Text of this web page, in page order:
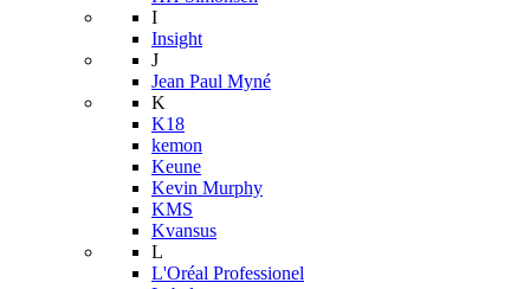
I
Insight
J
Jean Paul Myné
K
K18
kemon
Keune
Kevin Murphy
KMS
Kvansus
L
L'Oréal Professionel